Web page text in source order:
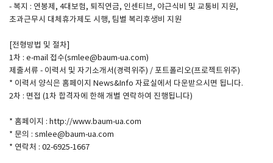
- 복지 : 연봉제, 4대보험, 퇴직연금, 인센티브, 야근식비 및 교통비 지원,
초과근무시 대체휴가제도 시행, 팀별 복리후생비 지원
[전형방법 및 절차]
1차 : e-mail 접수(smlee@baum-ua.com)
제출서류 - 이력서 및 자기소개서(경력위주) / 포트폴리오(프로젝트위주)
* 이력서 양식은 홈페이지 News&Info 자료실에서 다운받으시면 됩니다.
2차 : 면접 (1차 합격자에 한해 개별 연락하여 진행됩니다)
* 홈페이지 : http://www.baum-ua.com
* 문의 : smlee@baum-ua.com
* 연락처 : 02-6925-1667